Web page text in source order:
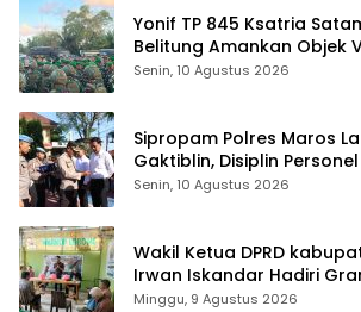
Yonif TP 845 Ksatria
Belitung Amankan Objek
Saat Aksi Penambang
Senin, 10 Agustus 2026
Sipropam Polres Maros
Gaktiblin, Disiplin
Senin, 10 Agustus 2026
Wakil Ketua DPRD
Irwan Iskandar Hadiri
Rumah sehat Pertama di
Minggu, 9 Agustus 2026